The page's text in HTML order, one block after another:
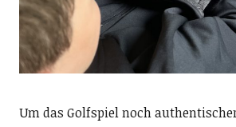
Um das Golfspiel noch